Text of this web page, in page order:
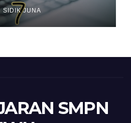
SIDIK JUNA
SMPN